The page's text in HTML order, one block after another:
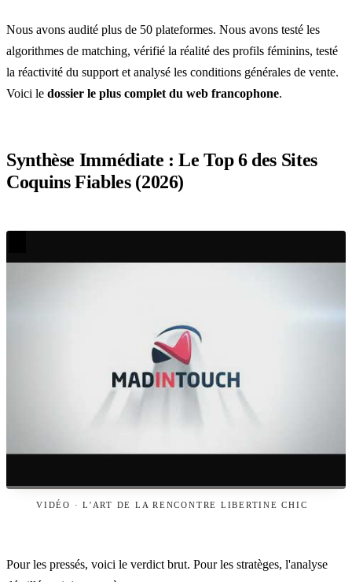
Nous avons audité plus de 50 plateformes. Nous avons testé les
algorithmes de matching, vérifié la réalité des profils féminins, testé
la réactivité du support et analysé les conditions générales de vente.
Voici le dossier le plus complet du web francophone.
Synthèse Immédiate : Le Top 6 des Sites
Coquins Fiables (2026)
VIDÉO · L'ART DE LA RENCONTRE LIBERTINE CHIC
Pour les pressés, voici le verdict brut. Pour les stratèges, l'analyse